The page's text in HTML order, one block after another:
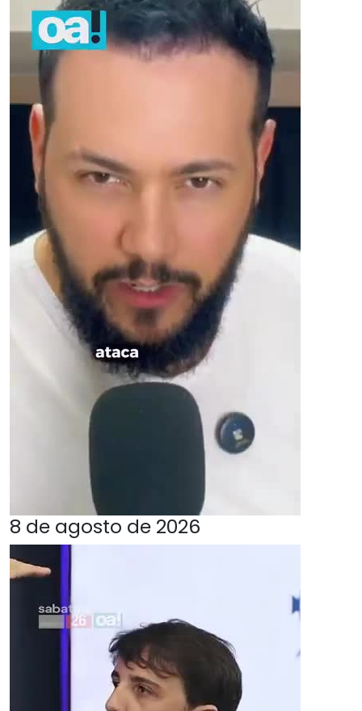
8 de agosto de 2026